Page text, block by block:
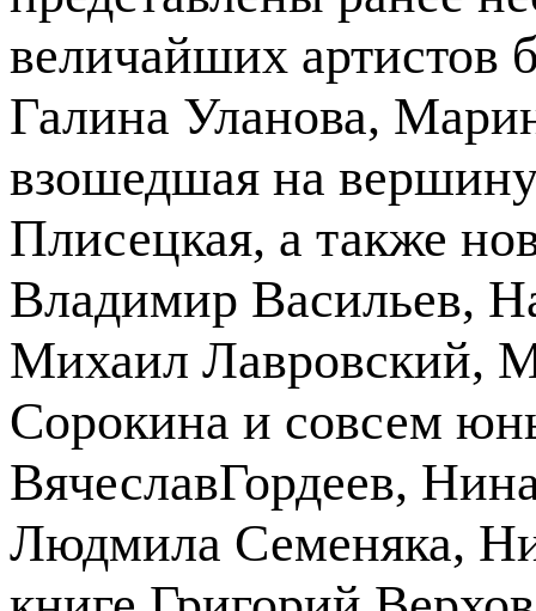
величайших артистов
Галина Уланова,
взошедшая на
Плисецкая, а также
Владимир Васильев,
Михаил Лавровский,
Сорокина и совсем
ВячеславГордеев,
Людмила Семеняка,